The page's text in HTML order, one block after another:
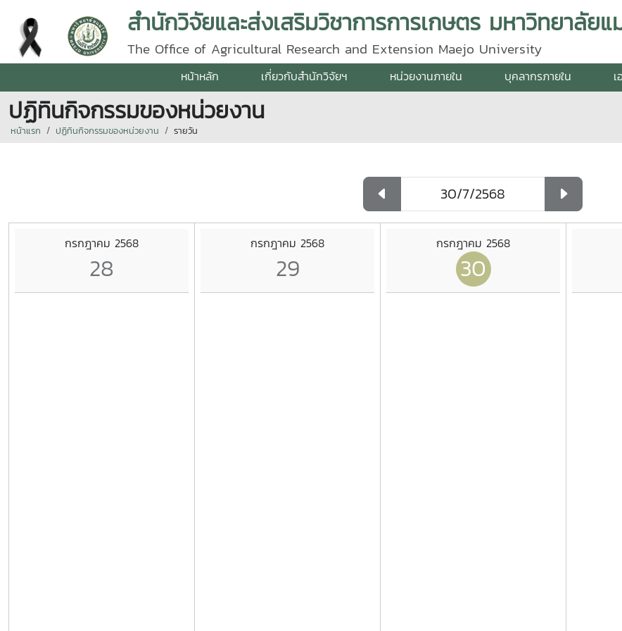
สำนักวิจัยและส่งเสริมวิชาการการเกษตร มหาวิทยาลัยแ
The Office of Agricultural Research and Extension Maejo University
หน้าหลัก เกี่ยวกับสำนักวิจัยฯ หน่วยงานภายใน บุคลากรภายใน
ปฏิทินกิจกรรมของหน่วยงาน
หน้าแรก ปฏิทินกิจกรรมของหน่วยงาน รายวัน
กรกฎาคม 2568
28
กรกฎาคม 2568
29
กรกฎาคม 2568
30